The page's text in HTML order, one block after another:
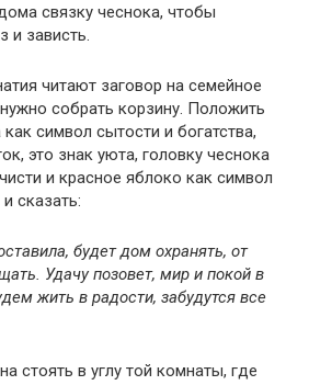
связку чеснока, чтобы
и зависть.
читают заговор на семейное
собрать корзину. Положить
символ сытости и богатства,
это знак уюта, головку чеснока
и красное яблоко как символ
сказать:
будет дом охранять, от
Удачу позовет, мир и покой в
жить в радости, забудутся все
стоять в углу той комнаты, где